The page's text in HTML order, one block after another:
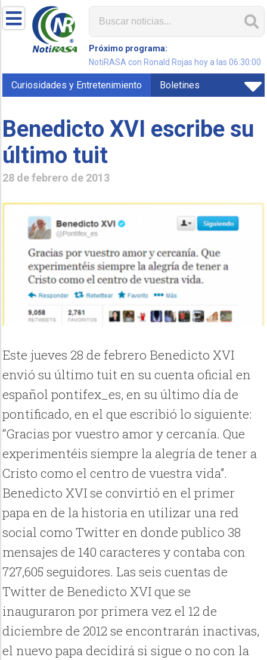
Próximo programa:
NotiRASA con Ronald Rojas hoy a las 06:30:00
Curiosidades y Entretenimiento Boletines
Benedicto XVI escribe su
último tuit
28 de febrero de 2013
Este jueves 28 de febrero Benedicto XVI
envió su último tuit en su cuenta oficial en
español pontifex_es, en su último día de
pontificado, en el que escribió lo siguiente:
“Gracias por vuestro amor y cercanía. Que
experimentéis siempre la alegría de tener a
Cristo como el centro de vuestra vida”.
Benedicto XVI se convirtió en el primer
papa en de la historia en utilizar una red
social como Twitter en donde publico 38
mensajes de 140 caracteres y contaba con
727,605 seguidores. Las seis cuentas de
Twitter de Benedicto XVI que se
inauguraron por primera vez el 12 de
diciembre de 2012 se encontrarán inactivas,
el nuevo papa decidirá si sigue o no con la